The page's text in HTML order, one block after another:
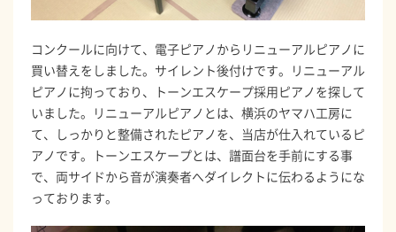
コンクールに向けて、電子ピアノからリニューアルピアノに
買い替えをしました。サイレント後付けです。リニューアル
ピアノに拘っており、トーンエスケープ採用ピアノを探して
いました。リニューアルピアノとは、横浜のヤマハ工房に
て、しっかりと整備されたピアノを、当店が仕入れているピ
アノです。トーンエスケープとは、譜面台を手前にする事
で、両サイドから音が演奏者へダイレクトに伝わるようにな
っております。